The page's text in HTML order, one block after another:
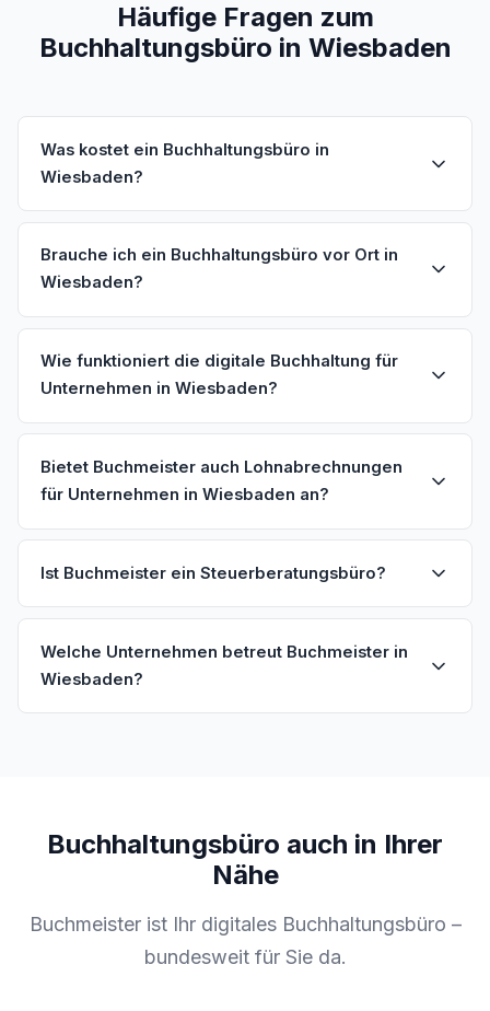
Häufige Fragen zum
Buchhaltungsbüro in Wiesbaden
Was kostet ein Buchhaltungsbüro in
Wiesbaden?
Brauche ich ein Buchhaltungsbüro vor Ort in
Wiesbaden?
Wie funktioniert die digitale Buchhaltung für
Unternehmen in Wiesbaden?
Bietet Buchmeister auch Lohnabrechnungen
für Unternehmen in Wiesbaden an?
Ist Buchmeister ein Steuerberatungsbüro?
Welche Unternehmen betreut Buchmeister in
Wiesbaden?
Buchhaltungsbüro auch in Ihrer
Nähe
Buchmeister ist Ihr digitales Buchhaltungsbüro –
bundesweit für Sie da.